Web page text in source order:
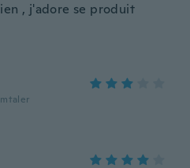
, j'adore se produit